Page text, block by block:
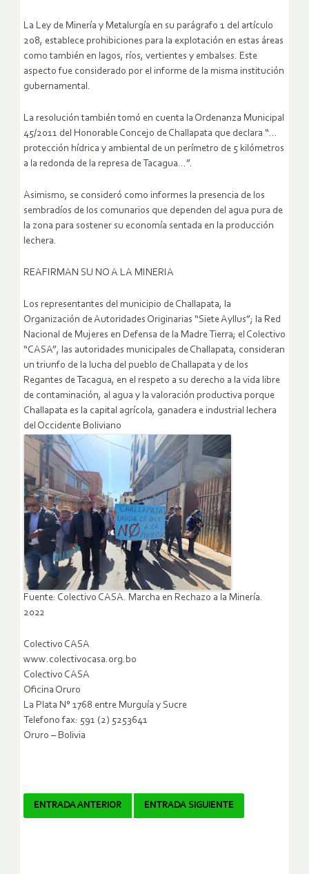
La Ley de Minería y Metalurgía en su parágrafo 1 del artículo
208, establece prohibiciones para la explotación en estas áreas
como también en lagos, ríos, vertientes y embalses. Este
aspecto fue considerado por el informe de la misma institución
gubernamental.
La resolución también tomó en cuenta la Ordenanza Municipal
45/2011 del Honorable Concejo de Challapata que declara “…
protección hídrica y ambiental de un perímetro de 5 kilómetros
a la redonda de la represa de Tacagua…”.
Asimismo, se consideró como informes la presencia de los
sembradíos de los comunarios que dependen del agua pura de
la zona para sostener su economía sentada en la producción
lechera.
REAFIRMAN SU NO A LA MINERIA
Los representantes del municipio de Challapata, la
Organización de Autoridades Originarias “Siete Ayllus”; la Red
Nacional de Mujeres en Defensa de la Madre Tierra; el Colectivo
“CASA”, las autoridades municipales de Challapata, consideran
un triunfo de la lucha del pueblo de Challapata y de los
Regantes de Tacagua, en el respeto a su derecho a la vida libre
de contaminación, al agua y la valoración productiva porque
Challapata es la capital agrícola, ganadera e industrial lechera
del Occidente Boliviano
Fuente: Colectivo CASA. Marcha en Rechazo a la Minería.
2022
Colectivo CASA
www.colectivocasa.org.bo
Colectivo CASA
Oficina Oruro
La Plata N° 1768 entre Murguía y Sucre
Telefono fax: 591 (2) 5253641
Oruro – Bolivia
Navegador
ENTRADA ANTERIOR ENTRADA SIGUIENTE